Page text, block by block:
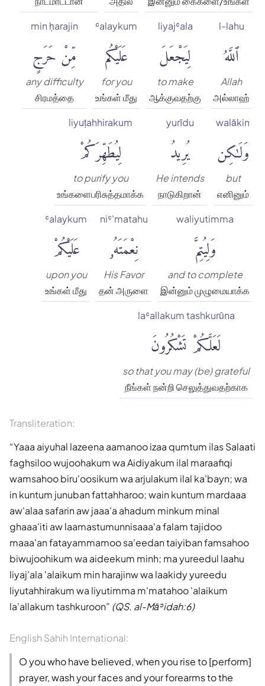
l-lahu
ٱللَّهُ
Allah
அல்லாஹ்
liyajʿala
لِيَجْعَلَ
to make
ஆக்குவதற்கு
ʿalaykum
عَلَيْكُم
for you
உங்கள் மீது
min ḥarajin
مِّنْ حَرَجٍ
any difficulty
சிரமத்தை
walākin
وَلَٰكِن
but
எனினும்
yurīdu
يُرِيدُ
He intends
நாடுகிறான்
liyuṭahhirakum
لِيُطَهِّرَكُمْ
to purify you
உங்களைபரிசுத்தமாக்க
waliyutimma
وَلِيُتِمَّ
and to complete
இன்னும் முழுமையாக்க
niʿ'matahu
نِعْمَتَهُۥ
His Favor
தன் அருளை
ʿalaykum
عَلَيْكُمْ
upon you
உங்கள் மீது
laʿallakum tashkurūna
لَعَلَّكُمْ تَشْكُرُونَ
so that you may (be) grateful
நீங்கள் நன்றி செலுத்துவதற்காக
Transliteration:
Yaaa aiyuhal lazeena aamanoo izaa qumtum ilas Salaati
faghsiloo wujoohakum wa Aidiyakum ilal maraafiqi
wamsahoo biru'oosikum wa arjulakum ilal ka'bayn; wa
in kuntum junuban fattahharoo; wain kuntum mardaaa
aw'alaa safarin aw jaaa'a ahadum minkum minal
ghaaa'iti aw laamastumunnisaaa'a falam tajidoo
maaa'an fatayammamoo sa'eedan taiyiban famsahoo
biwujoohikum wa aideekum minh; ma yureedul laahu
liyaj'ala 'alaikum min harajinw wa laakidy yureedu
liyutahhirakum wa liyutimma m'matahoo 'alaikum
la'allakum tashkuroon (QS. al-Māʾidah:6)
English Sahih International:
O you who have believed, when you rise to [perform]
prayer, wash your faces and your forearms to the